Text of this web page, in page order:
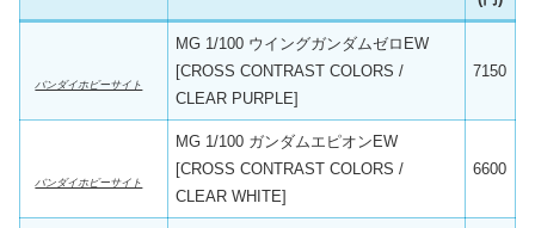
バンダイホビーサイト
MG 1/100 ウイングガンダムゼロEW
[CROSS CONTRAST COLORS /
CLEAR PURPLE]
7150
バンダイホビーサイト
MG 1/100 ガンダムエピオンEW
[CROSS CONTRAST COLORS /
CLEAR WHITE]
6600